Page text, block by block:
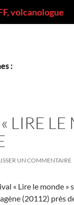
volcanologue
:
LIRE
UN COMMENTAIRE
« Lire le monde »
(20112) près